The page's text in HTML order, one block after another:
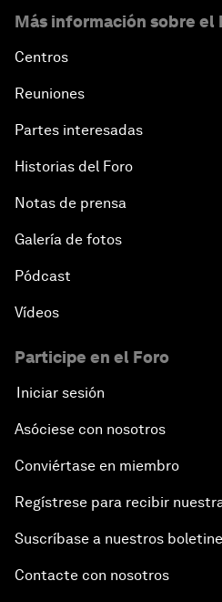
Más información sobre el
Centros
Reuniones
Partes interesadas
Historias del Foro
Notas de prensa
Galería de fotos
Pódcast
Vídeos
Participe en el Foro
Iniciar sesión
Asóciese con nosotros
Conviértase en miembro
Regístrese para recibir
Suscríbase a nuestros
Contacte con nosotros